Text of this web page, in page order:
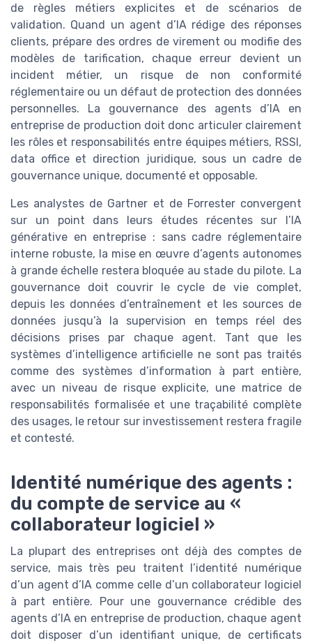
de règles métiers explicites et de scénarios de
validation. Quand un agent d’IA rédige des réponses
clients, prépare des ordres de virement ou modifie des
modèles de tarification, chaque erreur devient un
incident métier, un risque de non conformité
réglementaire ou un défaut de protection des données
personnelles. La gouvernance des agents d’IA en
entreprise de production doit donc articuler clairement
les rôles et responsabilités entre équipes métiers, RSSI,
data office et direction juridique, sous un cadre de
gouvernance unique, documenté et opposable.
Les analystes de Gartner et de Forrester convergent
sur un point dans leurs études récentes sur l’IA
générative en entreprise : sans cadre réglementaire
interne robuste, la mise en œuvre d’agents autonomes
à grande échelle restera bloquée au stade du pilote. La
gouvernance doit couvrir le cycle de vie complet,
depuis les données d’entraînement et les sources de
données jusqu’à la supervision en temps réel des
décisions prises par chaque agent. Tant que les
systèmes d’intelligence artificielle ne sont pas traités
comme des systèmes d’information à part entière,
avec un niveau de risque explicite, une matrice de
responsabilités formalisée et une traçabilité complète
des usages, le retour sur investissement restera fragile
et contesté.
Identité numérique des agents :
du compte de service au «
collaborateur logiciel »
La plupart des entreprises ont déjà des comptes de
service, mais très peu traitent l’identité numérique
d’un agent d’IA comme celle d’un collaborateur logiciel
à part entière. Pour une gouvernance crédible des
agents d’IA en entreprise de production, chaque agent
doit disposer d’un identifiant unique, de certificats